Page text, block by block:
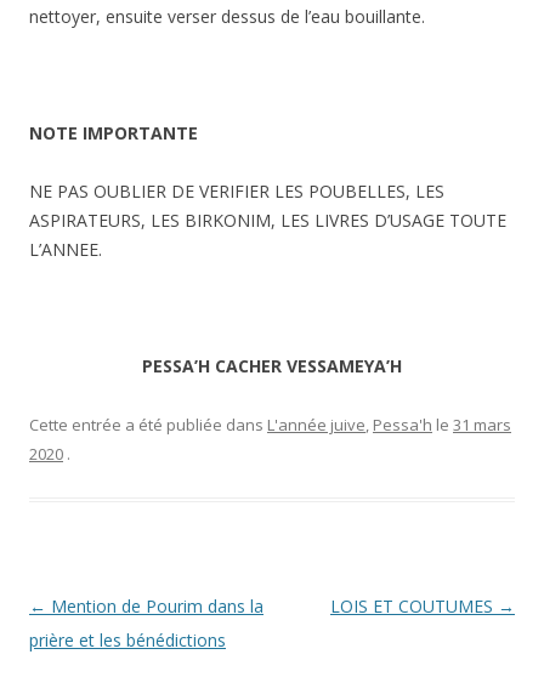
nettoyer, ensuite verser dessus de l’eau bouillante.
NOTE IMPORTANTE
NE PAS OUBLIER DE VERIFIER LES POUBELLES, LES
ASPIRATEURS, LES BIRKONIM, LES LIVRES D’USAGE TOUTE
L’ANNEE.
PESSA’H CACHER VESSAMEYA’H
Cette entrée a été publiée dans L'année juive, Pessa'h le 31 mars
2020 .
Navigation
des
← Mention de Pourim dans la
prière et les bénédictions
LOIS ET COUTUMES →